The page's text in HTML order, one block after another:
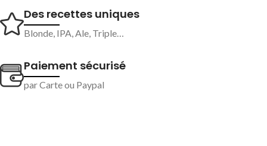
Des recettes uniques
Blonde, IPA, Ale, Triple…
Paiement sécurisé
par Carte ou Paypal